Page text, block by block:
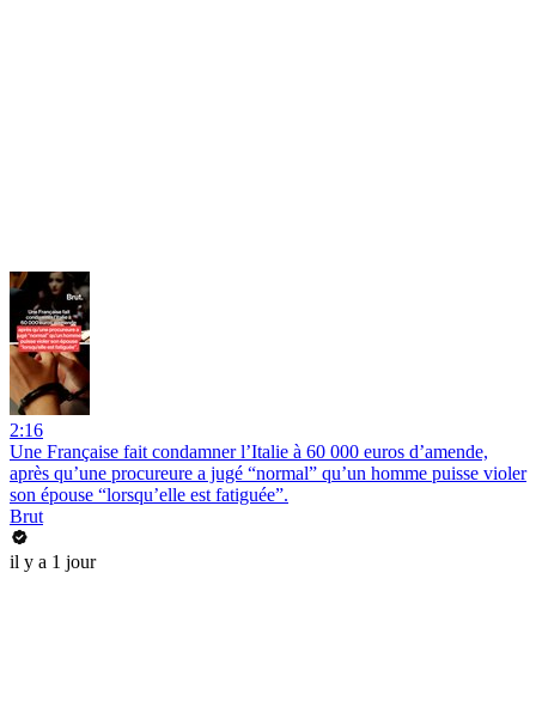
2:16
Une Française fait condamner l’Italie à 60 000 euros d’amende,
après qu’une procureure a jugé “normal” qu’un homme puisse violer
son épouse “lorsqu’elle est fatiguée”.
Brut
il y a 1 jour